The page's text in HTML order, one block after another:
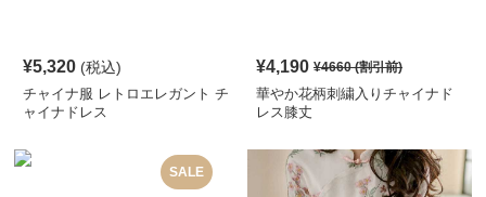
¥5,320 (税込)
チャイナ服 レトロエレガント チ
ャイナドレス
¥4,190 ¥4660(割引前)
華やか花柄刺繍入りチャイナド
レス膝丈
SALE